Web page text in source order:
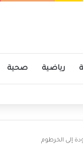
رياضية صحية
إلى الخرطوم